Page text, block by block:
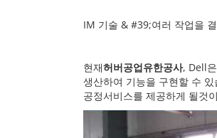
IM 기술 & #39;여러 작업을
현재허버공업유한공사, Dell
생산하여 기능을 구현할 수
공정서비스를 제공하게 될것